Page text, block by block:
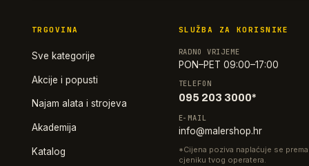
TRGOVINA
Sve kategorije
Akcije i popusti
Najam alata i strojeva
Akademija
Katalog
SLUŽBA ZA KORISNIKE
RADNO VRIJEME
PON–PET 09:00–17:00
TELEFON
095 203 3000*
E-MAIL
info@malershop.hr
*Cijena poziva naplaćuje se prema
cjeniku tvog operatera.